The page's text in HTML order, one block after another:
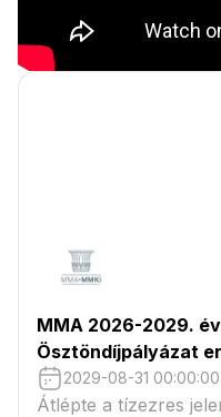
MMA 2026-2029.
Ösztöndíjpályázat
2029-08-31 00:00:00
Átlépte a tízezres